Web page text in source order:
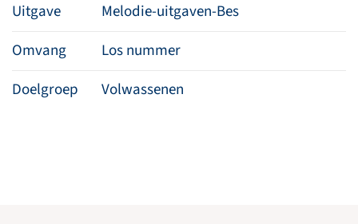
Uitgave
Melodie-uitgaven-Bes
Omvang
Los nummer
Doelgroep
Volwassenen